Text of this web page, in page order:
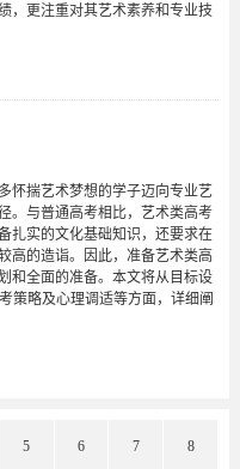
，更注重对其艺术素养和专业技
怀揣艺术梦想的学子迈向专业艺
。与普通高考相比，艺术类高考
扎实的文化基础知识，还要求在
高的造诣。因此，准备艺术类高
和全面的准备。本文将从目标设
策略及心理调适等方面，详细阐
5 6 7 8